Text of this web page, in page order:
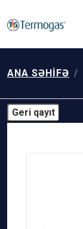
ANA SƏHIFƏ
Geri qayıt